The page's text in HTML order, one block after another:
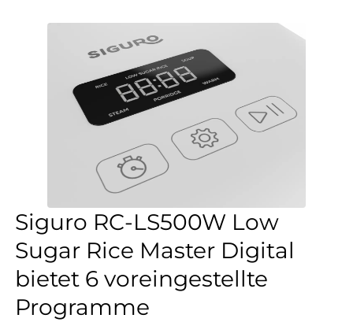
Siguro RC-LS500W Low
Sugar Rice Master Digital
bietet 6 voreingestellte
Programme